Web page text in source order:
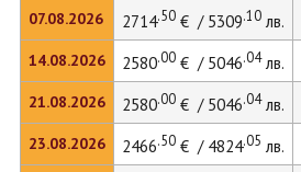
07.08.2026
14.08.2026
21.08.2026
23.08.2026
2714.50€ / 5309.10лв.
2580.00€ / 5046.04лв.
2580.00€ / 5046.04лв.
2466.50€ / 4824.05 лв.